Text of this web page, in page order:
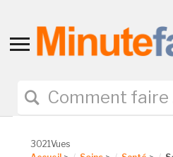
Toggle
navigation
3021Vues